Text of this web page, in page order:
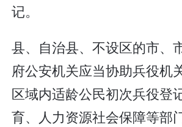
记。
县、自治县、不设区的市、
府公安机关应当协助兵役机
区域内适龄公民初次兵役登
育、人力资源社会保障等部